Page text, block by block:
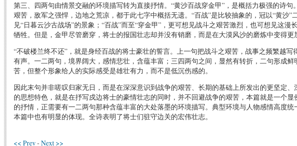
第三、四两句由情景交融的环境描写转为直接抒情。“黄沙百战穿金甲”，是概括力极强的诗
艰苦，敌军之强悍，边地之荒凉，都于此七字中概括无遗。“百战”是比较抽象的，冠以“黄沙
见“日暮云沙古战场”的景象；“百战”而至“穿金甲”，更可想见战斗之艰苦激烈，也可想见这漫
牺牲。但是，金甲尽管磨穿，将士的报国壮志却并没有销磨，而是在大漠风沙的磨炼中变得更
“不破楼兰终不还”，就是身经百战的将士豪壮的誓言。上一句把战斗之艰苦，战事之频繁越
有声。一二两句，境界阔大，感情悲壮，含蕴丰富；三四两句之间，显然有转折，二句形成鲜
苦，但整个形象给人的实际感受是雄壮有力，而不是低沉伤感的。
因此末句并非嗟叹归家无日，而是在深深意识到战争的艰苦、长期的基础上所发出的更坚定
的思想特色，就是在抒写戍边将士的豪情壮志的同时，并不回避战争的艰苦，本篇就是一个
的抒情，正需要有一二两句那种含蕴丰富的大处落墨的环境描写。典型环境与人物感情高度
本篇中也有明显的体现。全诗表明了将士们驻守边关的宏伟壮志。
<< Prev- Next >>